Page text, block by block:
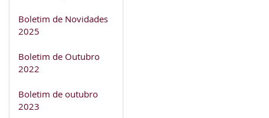
Boletim de Novidades
2025
Boletim de Outubro
2022
Boletim de outubro
2023